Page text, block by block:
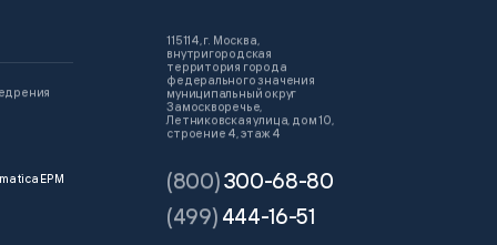
EPM
115114, г. Москва,
внутригородская
территория города
федерального значения
муниципальный округ
Замоскворечье,
Летниковская улица, дом 10,
строение 4, этаж 4
(800)300-68-80
(499) 444-16-51